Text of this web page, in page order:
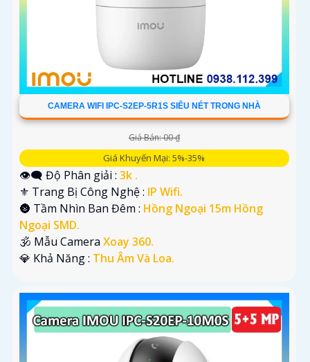
CAMERA WIFI IPC-S2EP-5R1S SIÊU NÉT TRONG NHÀ
Giá Bán: 00 ₫
Giá Khuyến Mại: 5%-35%
👁️‍🗨 Độ Phân giải : 3k .
⚜️ Trang Bị Công Nghệ : IP Wifi.
🌚 Tầm Nhìn Ban Đêm : Hồng Ngoại 15m Hồng
Ngoại SMD.
🕉️ Mẫu Camera Xoay 360.
️💎 Khả Năng : Thu Âm Và Loa.